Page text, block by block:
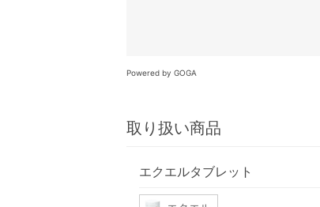
Powered by GOGA
取り扱い商品
エクエルタブレット